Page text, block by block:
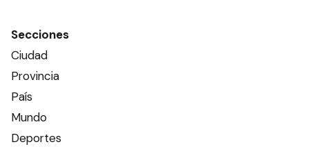
Secciones
Ciudad
Provincia
País
Mundo
Deportes